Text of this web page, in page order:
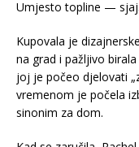
Umjesto topline — sjaj.
Kupovala je
na grad i pažljivo
joj je počeo djelovati
vremenom je počela
sinonim za dom.